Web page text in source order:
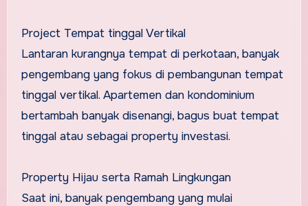
Project Tempat tinggal Vertikal
Lantaran kurangnya tempat di perkotaan, banyak
pengembang yang fokus di pembangunan tempat
tinggal vertikal. Apartemen dan kondominium
bertambah banyak disenangi, bagus buat tempat
tinggal atau sebagai property investasi.
Property Hijau serta Ramah Lingkungan
Saat ini, banyak pengembang yang mulai